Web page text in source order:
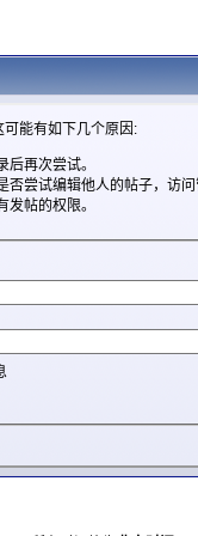
能有如下几个原因:
再次尝试。
否尝试编辑他人的帖子，访
帖的权限。